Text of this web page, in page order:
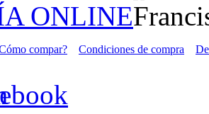
ONLINE
compar? Condiciones de compra